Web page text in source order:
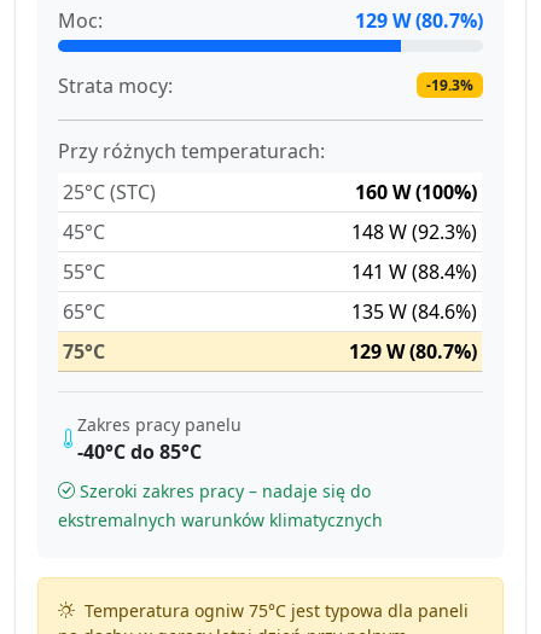
Moc:
129 W (80.7%)
Strata mocy: -19.3%
Przy różnych temperaturach:
25°C (STC)
160 W (100%)
45°C
148 W (92.3%)
55°C
141 W (88.4%)
65°C
135 W (84.6%)
75°C
129 W (80.7%)
Zakres pracy panelu
-40°C do 85°C
Szeroki zakres pracy – nadaje się do
ekstremalnych warunków klimatycznych
Temperatura ogniw 75°C jest typowa dla paneli